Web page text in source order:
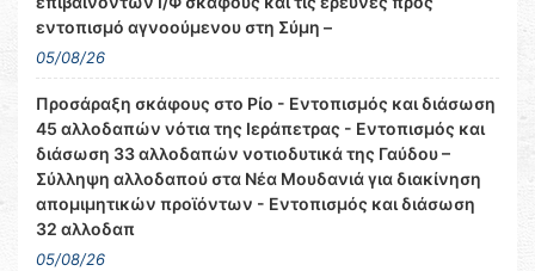
εντοπισμό αγνοούμενου στη Σύμη –
05/08/26
Προσάραξη σκάφους στο Ρίο - Εντοπισμός και διάσωση
45 αλλοδαπών νότια της Ιεράπετρας - Εντοπισμός και
διάσωση 33 αλλοδαπών νοτιοδυτικά της Γαύδου –
Σύλληψη αλλοδαπού στα Νέα Μουδανιά για διακίνηση
απομιμητικών προϊόντων - Εντοπισμός και διάσωση
32 αλλοδαπ
05/08/26